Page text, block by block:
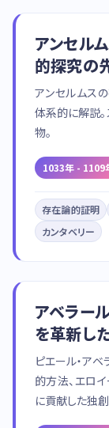
アンセル
的探究の
アンセルムス
体系的に解説
物。
1033年 - 1109
存在論的証明
カンタベリー
アベラー
を革新し
ピエール・ア
的方法、エロ
に貢献した独